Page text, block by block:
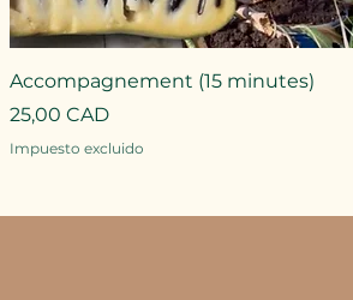
Accompagnement (15 minutes)
Precio
25,00 CAD
Impuesto excluido